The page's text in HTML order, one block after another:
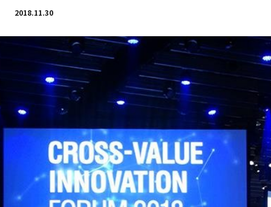
キ
2018.11.30